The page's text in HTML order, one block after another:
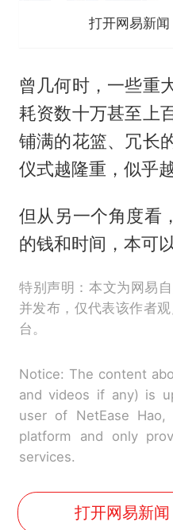
打开网易新
曾几何时，一些重
耗资数十万甚至上
铺满的花篮、冗长
仪式越隆重，似乎越
但从另一个角度看
的钱和时间，本可
特别声明：本文为网易
并发布，仅代表该作者
台。
Notice: The content
and videos if any) is
user of NetEase
platform and only
services.
打开网易新